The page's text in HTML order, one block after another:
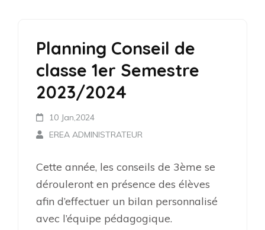
Planning Conseil de
classe 1er Semestre
2023/2024
10 Jan,2024
EREA ADMINISTRATEUR
Cette année, les conseils de 3ème se
dérouleront en présence des élèves
afin d’effectuer un bilan personnalisé
avec l’équipe pédagogique.